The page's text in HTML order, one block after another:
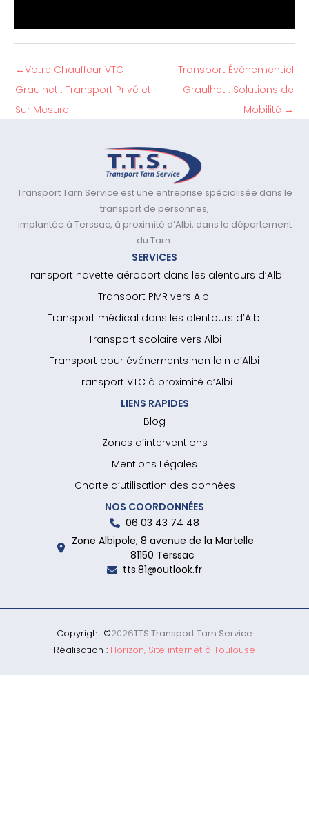
←Votre Chauffeur VTC
Graulhet : Transport Privé et
Sur Mesure
Transport Évènementiel
Graulhet : Solutions de
Mobilité →
Transport Tarn Service est une entreprise spécialisée dans le
transport de personnes,
implantée à Terssac, à proximité d’Albi, dans le département
du Tarn.
SERVICES
Transport navette aéroport dans les alentours d’Albi
Transport PMR vers Albi
Transport médical dans les alentours d’Albi
Transport scolaire vers Albi
Transport pour événements non loin d’Albi
Transport VTC à proximité d’Albi
LIENS RAPIDES
Blog
Zones d’interventions
Mentions Légales
Charte d’utilisation des données
NOS COORDONNÉES
06 03 43 74 48
Zone Albipole, 8 avenue de la Martelle
81150 Terssac
tts.81@outlook.fr
Copyright ©2026TTS Transport Tarn Service
Réalisation : Horizon, Site internet à Toulouse